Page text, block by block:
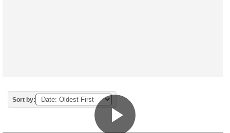
Sort by: